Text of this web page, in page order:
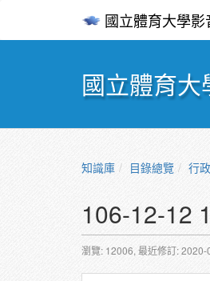
國立體育大學影
國立體育
知識庫 目錄總覽 行
106-12-12
瀏覽: 12006, 最近修訂: 2020-